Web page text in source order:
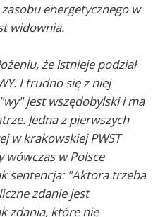
energetycznego w
widownia.
że istnieje podział
I trudno się z niej
jest wszędobylski i ma
Jedna z pierwszych
w krakowskiej PWST
wówczas w Polsce
sentencja: "Aktora trzeba
zdanie jest
zdania, które nie